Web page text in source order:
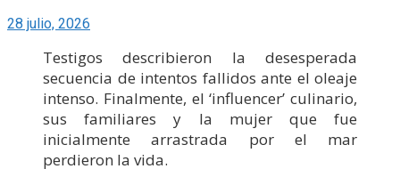
28 julio, 2026
Testigos describieron la desesperada
secuencia de intentos fallidos ante el oleaje
intenso. Finalmente, el ‘influencer’ culinario,
sus familiares y la mujer que fue
inicialmente arrastrada por el mar
perdieron la vida.